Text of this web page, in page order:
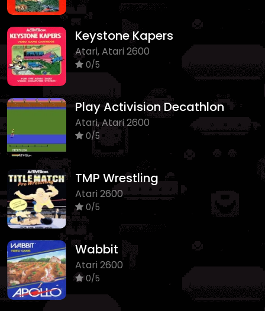
Keystone Kapers
Atari, Atari 2600
0/5
Play Activision Decathlon
Atari, Atari 2600
0/5
TMP Wrestling
Atari 2600
0/5
Wabbit
Atari 2600
0/5